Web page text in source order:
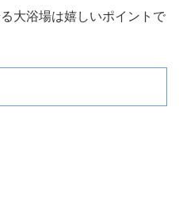
大浴場は嬉しいポイントで